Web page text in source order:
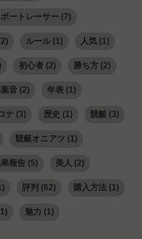
ボートレーサー (7)
ルール(1) 人気(1)
初心者(2) 勝ち方(2)
音(2) 年表(1)
ナ(3) 歴史 (1) 競艇 (3)
競艇オニアツ (1)
報告(5) 美人 (2)
評判 (62) 購入方法(1)
魅力 (1)